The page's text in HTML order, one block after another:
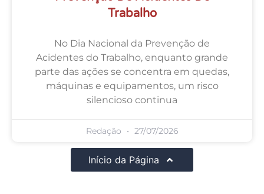
Trabalho
No Dia Nacional da Prevenção de
Acidentes do Trabalho, enquanto grande
parte das ações se concentra em quedas,
máquinas e equipamentos, um risco
silencioso continua
Redação 27/07/2026
Início da Página